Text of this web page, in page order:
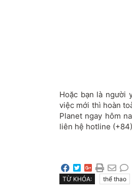
Hoặc bạn là người
việc mới thì hoàn
Planet ngay hôm
liên hệ hotline
TỪ KHÓA: thể thao